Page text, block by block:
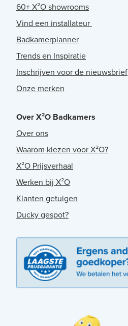
60+ X²O showrooms
Vind een installateur
Badkamerplanner
Trends en Inspiratie
Inschrijven voor de nieuwsbrief
Onze merken
Over X²O Badkamers
Over ons
Waarom kiezen voor X²O?
X²O Prijsverhaal
Werken bij X²O
Klanten getuigen
Ducky gespot?